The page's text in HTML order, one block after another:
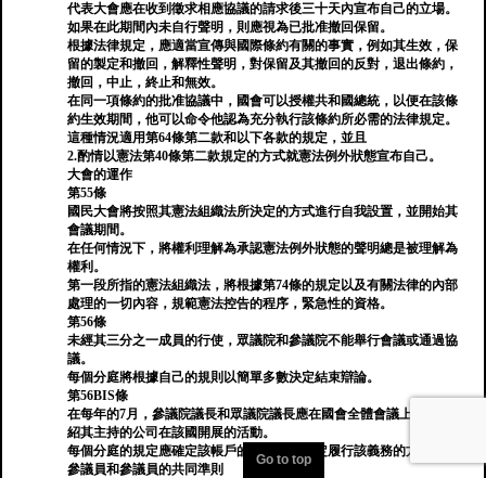
代表大會應在收到徵求相應協議的請求後三十天內宣布自己的立場。
如果在此期間內未自行聲明，則應視為已批准撤回保留。
根據法律規定，應適當宣傳與國際條約有關的事實，例如其生效，保
留的製定和撤回，解釋性聲明，對保留及其撤回的反對，退出條約，
撤回，中止，終止和無效。
在同一項條約的批准協議中，國會可以授權共和國總統，以便在該條
約生效期間，他可以命令他認為充分執行該條約所必需的法律規定。
這種情況適用第64條第二款和以下各款的規定，並且
2.酌情以憲法第40條第二款規定的方式就憲法例外狀態宣布自己。
大會的運作
第55條
國民大會將按照其憲法組織法所決定的方式進行自我設置，並開始其
會議期間。
在任何情況下，將權利理解為承認憲法例外狀態的聲明總是被理解為
權利。
第一段所指的憲法組織法，將根據第74條的規定以及有關法律的內部
處理的一切內容，規範憲法控告的程序，緊急性的資格。
第56條
未經其三分之一成員的行使，眾議院和參議院不能舉行會議或通過協
議。
每個分庭將根據自己的規則以簡單多數決定結束辯論。
第56BIS條
在每年的7月，參議院議長和眾議院議長應在國會全體會議上公開介
紹其主持的公司在該國開展的活動。
每個分庭的規定應確定該帳戶的內容，並規定履行該義務的方式。
參議員和參議員的共同準則
Go to top